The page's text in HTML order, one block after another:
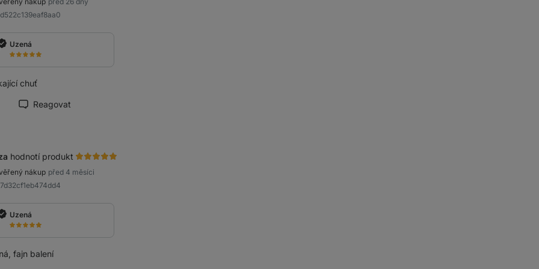
Uzená
chuť
recenzi jako přínosnou
Reagovat
hodnotí produkt
nákup před 4 měsíci
Uzená
fajn balení